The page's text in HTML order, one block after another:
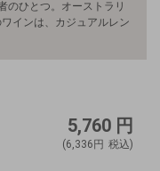
のひとつ。オーストラリ
インは、カジュアルレン
5,760 円
(6,336円 税込)